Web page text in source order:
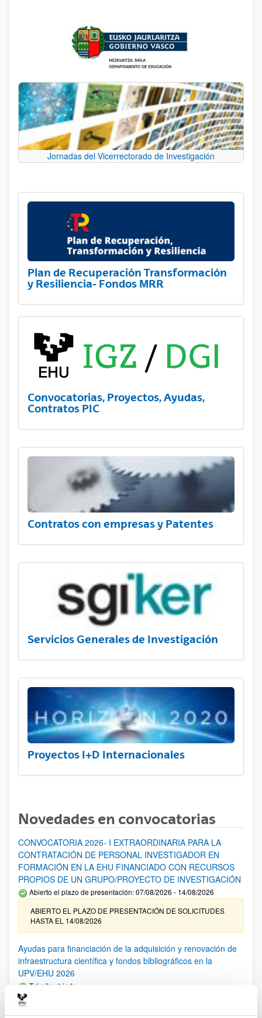
Jornadas del Vicerrectorado de Investigación
Plan de Recuperación Transformación
y Resiliencia- Fondos MRR
Convocatorias, Proyectos, Ayudas,
Contratos PIC
Contratos con empresas y Patentes
Servicios Generales de Investigación
Proyectos I+D Internacionales
Novedades en convocatorias
CONVOCATORIA 2026- I EXTRAORDINARIA PARA LA
CONTRATACIÓN DE PERSONAL INVESTIGADOR EN
FORMACIÓN EN LA EHU FINANCIADO CON RECURSOS
PROPIOS DE UN GRUPO/PROYECTO DE INVESTIGACIÓN
Abierto el plazo de presentación: 07/08/2026 - 14/08/2026
ABIERTO EL PLAZO DE PRESENTACIÓN DE SOLICITUDES
HASTA EL 14/08/2026
Ayudas para financiación de la adquisición y renovación de
infraestructura científica y fondos bibliográficos en la
UPV/EHU 2026
Trámite abierto
solicitudes admitidas y excluidas. 23/03/2026: Relación